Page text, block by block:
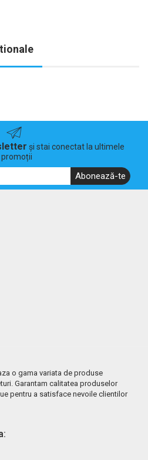
și stai conectat la ultimele
promoții
Abonează-te
o gama variata de produse
Garantam calitatea produselor
pentru a satisface nevoile clientilor